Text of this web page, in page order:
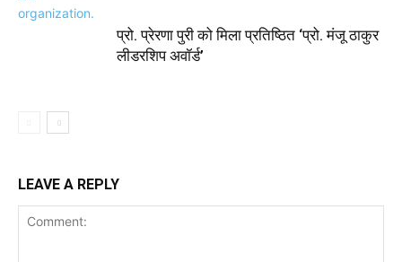
प्रो. प्रेरणा पुरी को मिला प्रतिष्ठित ‘प्रो. मंजू ठाकुर
लीडरशिप अवॉर्ड’
LEAVE A REPLY